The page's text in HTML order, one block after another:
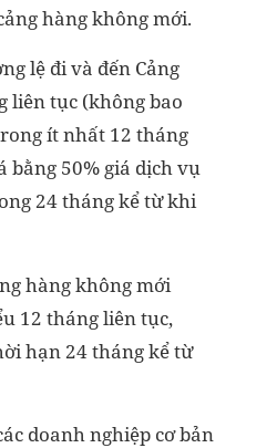
hàng không mới.
lệ đi và đến Cảng
liên tục (không bao
ít nhất 12 tháng
bằng 50% giá dịch vụ
24 tháng kể từ khi
hàng không mới
12 tháng liên tục,
hạn 24 tháng kể từ
doanh nghiệp cơ bản